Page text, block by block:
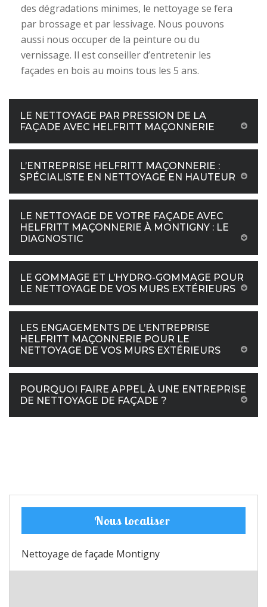
des dégradations minimes, le nettoyage se fera
par brossage et par lessivage. Nous pouvons
aussi nous occuper de la peinture ou du
vernissage. Il est conseiller d’entretenir les
façades en bois au moins tous les 5 ans.
LE NETTOYAGE PAR PRESSION DE LA
FAÇADE AVEC HELFRITT MAÇONNERIE
L’ENTREPRISE HELFRITT MAÇONNERIE :
SPÉCIALISTE EN NETTOYAGE EN HAUTEUR
LE NETTOYAGE DE VOTRE FAÇADE AVEC
HELFRITT MAÇONNERIE À MONTIGNY : LE
DIAGNOSTIC
LE GOMMAGE ET L’HYDRO-GOMMAGE POUR
LE NETTOYAGE DE VOS MURS EXTÉRIEURS
LES ENGAGEMENTS DE L’ENTREPRISE
HELFRITT MAÇONNERIE POUR LE
NETTOYAGE DE VOS MURS EXTÉRIEURS
POURQUOI FAIRE APPEL À UNE ENTREPRISE
DE NETTOYAGE DE FAÇADE ?
Nous localiser
Nettoyage de façade Montigny